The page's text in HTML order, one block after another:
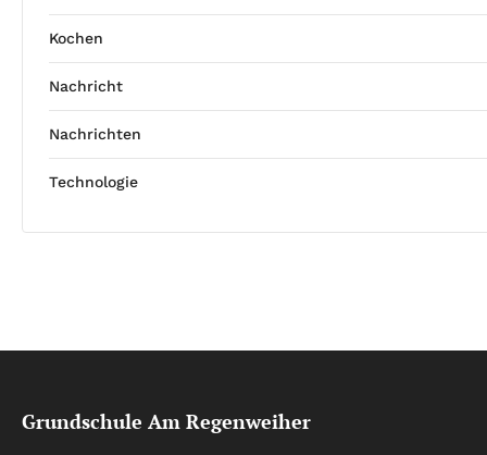
Kochen
Nachricht
Nachrichten
Technologie
Grundschule Am Regenweiher